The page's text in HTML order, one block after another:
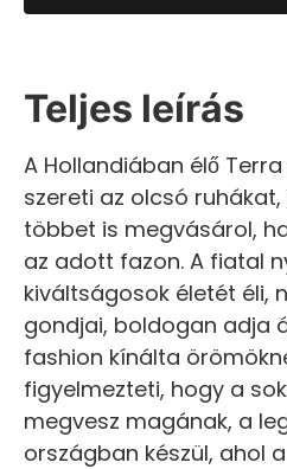
Teljes leírás
A Hollandiában élő
szereti az olcsó
többet is megvásárol,
az adott fazon. A fiatal
kiváltságosok életét éli,
gondjai, boldogan adja
fashion kínálta
figyelmezteti, hogy a
megvesz magának, a
országban készül, ahol